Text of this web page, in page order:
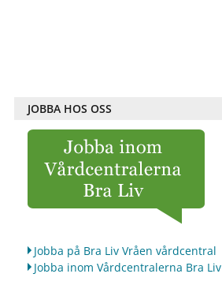
JOBBA HOS OSS
Jobba på Bra Liv Vråen vårdcentral
Jobba inom Vårdcentralerna Bra Liv